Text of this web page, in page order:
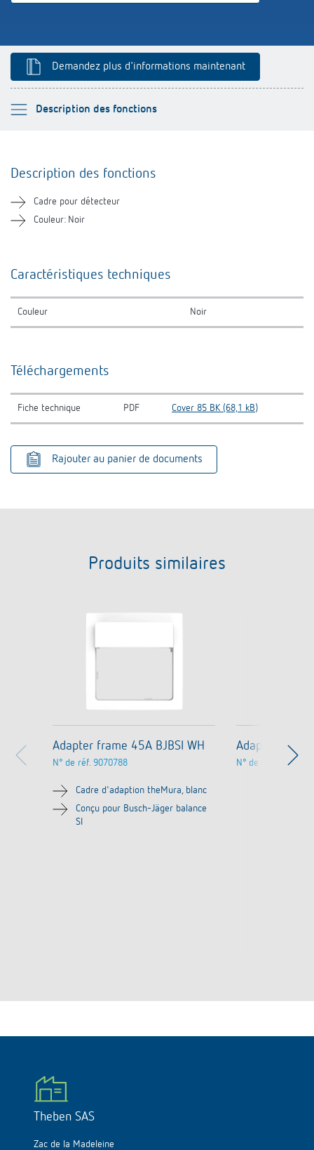
Application de Theben
Télérupteur impulsionnel OKTO de Theben
Demandez plus d'informations maintenant
Description des fonctions
Veuillez sélectionner
Informations techniques
Téléchargements
Description des fonctions
Cadre pour détecteur
Couleur: Noir
Caractéristiques techniques
Couleur Noir
Téléchargements
Fiche technique PDF Cover 85 BK (68,1 kB)
Rajouter au panier de documents
Produits similaires
Adapter frame 45A BJBSI WH
N° de réf. 9070788
Cadre d'adaption theMura, blanc
Conçu pour Busch-Jäger balance
SI
Adapter frame
N° de réf. 9070754
Theben SAS
Zac de la Madeleine